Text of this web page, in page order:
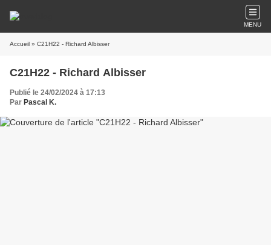
MENU
Accueil » C21H22 - Richard Albisser
C21H22 - Richard Albisser
Publié le 24/02/2024 à 17:13
Par Pascal K.